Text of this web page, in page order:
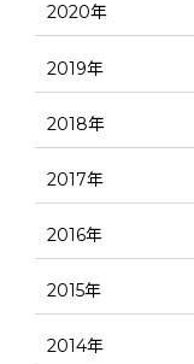
2020年
2019年
2018年
2017年
2016年
2015年
2014年